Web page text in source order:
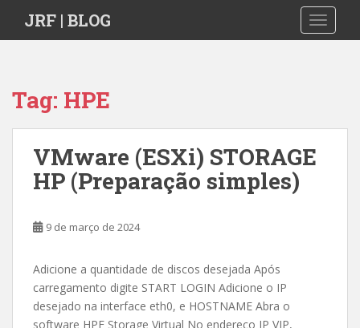
i
JRF | BLOG
Tag: HPE
VMware (ESXi) STORAGE
HP (Preparação simples)
9 de março de 2024
Adicione a quantidade de discos desejada Após
carregamento digite START LOGIN Adicione o IP
desejado na interface eth0, e HOSTNAME Abra o
software HPE Storage Virtual No endereço IP VIP,